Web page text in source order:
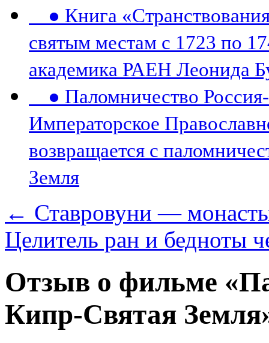
● Книга
святым местам с 1723 по
академика РАЕН Леонида
● Паломничество
Императорское
возвращается с
Земля
← Ставровуни —
Целитель ран и бедноты
Отзыв о фильме
Кипр-Святая